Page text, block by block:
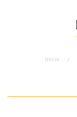
Inicio